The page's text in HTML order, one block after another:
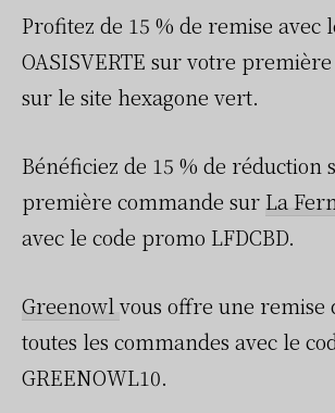
Profitez de 15 % de remise avec
OASISVERTE sur votre
sur le site hexagone vert.
Bénéficiez de 15 % de réduction
première commande sur La
avec le code promo LFDCBD.
Greenowl vous offre une remise
toutes les commandes avec le
GREENOWL10.